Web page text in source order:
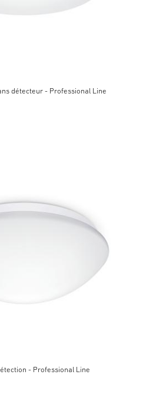
détecteur - Professional Line
- Professional Line